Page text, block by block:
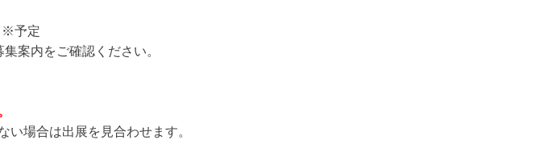
※予定
内をご確認ください。
は出展を見合わせます。